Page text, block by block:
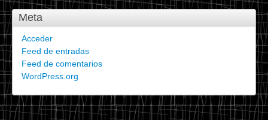
Meta
Acceder
Feed de entradas
Feed de comentarios
WordPress.org